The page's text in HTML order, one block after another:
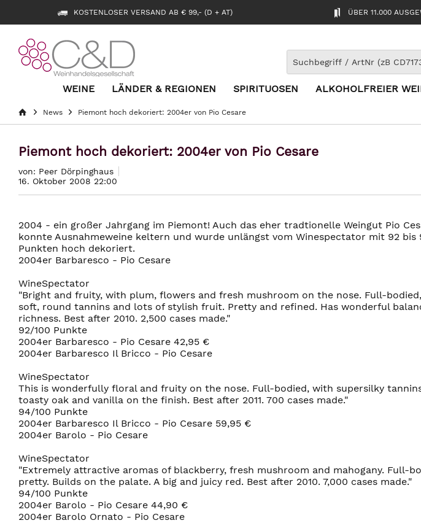
KOSTENLOSER VERSAND AB € 99,- (D + AT) ÜBER 11.000
WEINE LÄNDER & REGIONEN SPIRITUOSEN ALKOHOLFREIER
News Piemont hoch dekoriert: 2004er von Pio Cesare
Piemont hoch dekoriert: 2004er von Pio Cesare
von: Peer Dörpinghaus
16. Oktober 2008 22:00
2004 - ein großer Jahrgang im Piemont! Auch das eher tradtionelle Weingut Pio
konnte Ausnahmeweine keltern und wurde unlängst vom Winespectator mit 92 bis
Punkten hoch dekoriert.
2004er Barbaresco - Pio Cesare
WineSpectator
"Bright and fruity, with plum, flowers and fresh mushroom on the nose. Full-
soft, round tannins and lots of stylish fruit. Pretty and refined. Has wonderful
richness. Best after 2010. 2,500 cases made."
92/100 Punkte
2004er Barbaresco - Pio Cesare 42,95 €
2004er Barbaresco Il Bricco - Pio Cesare
WineSpectator
This is wonderfully floral and fruity on the nose. Full-bodied, with supersilky
toasty oak and vanilla on the finish. Best after 2011. 700 cases made."
94/100 Punkte
2004er Barbaresco Il Bricco - Pio Cesare 59,95 €
2004er Barolo - Pio Cesare
WineSpectator
"Extremely attractive aromas of blackberry, fresh mushroom and mahogany. Full-
pretty. Builds on the palate. A big and juicy red. Best after 2010. 7,000 cases made."
94/100 Punkte
2004er Barolo - Pio Cesare 44,90 €
2004er Barolo Ornato - Pio Cesare